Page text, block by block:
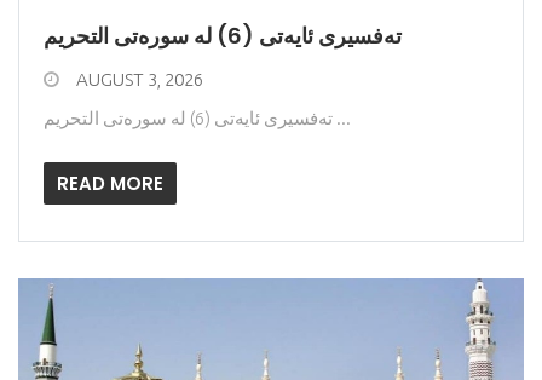
ته‌فسیری ئایه‌تی (6) له‌ سوره‌تی التحریم
AUGUST 3, 2026
ته‌فسیری ئایه‌تی (6) له‌ سوره‌تی التحریم ...
READ MORE